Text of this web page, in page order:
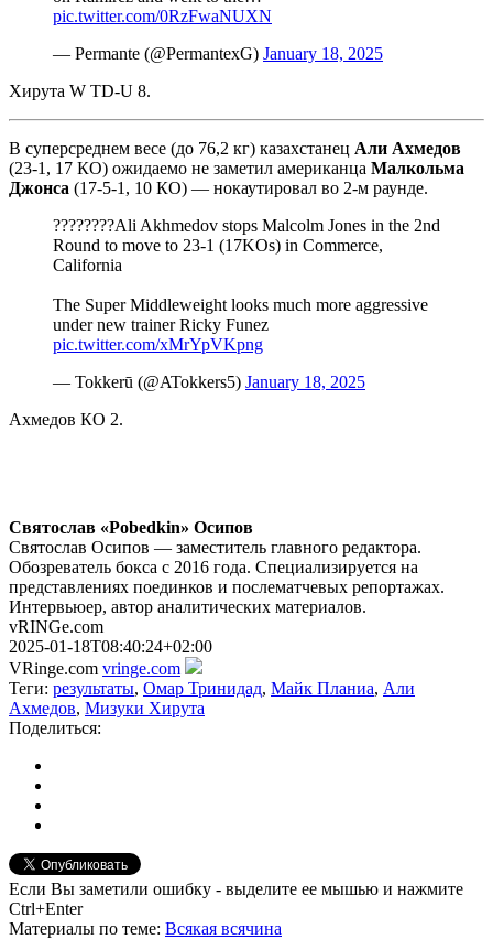
pic.twitter.com/0RzFwaNUXN
— Permante (@PermantexG) January 18, 2025
Хирута W TD-U 8.
В суперсреднем весе (до 76,2 кг) казахстанец Али Ахмедов
(23-1, 17 КО) ожидаемо не заметил американца Малкольма
Джонса (17-5-1, 10 КО) — нокаутировал во 2-м раунде.
????????Ali Akhmedov stops Malcolm Jones in the 2nd
Round to move to 23-1 (17KOs) in Commerce,
California
The Super Middleweight looks much more aggressive
under new trainer Ricky Funez
pic.twitter.com/xMrYpVKpng
— Tokkerū (@ATokkers5) January 18, 2025
Ахмедов КО 2.
Святослав «Pobedkin» Осипов
Святослав Осипов — заместитель главного редактора.
Обозреватель бокса с 2016 года. Специализируется на
представлениях поединков и послематчевых репортажах.
Интервьюер, автор аналитических материалов.
vRINGe.com
2025-01-18T08:40:24+02:00
VRinge.com vringe.com
Теги: результаты, Омар Тринидад, Майк Планиа, Али
Ахмедов, Мизуки Хирута
Поделиться:
Если Вы заметили ошибку - выделите ее мышью и нажмите
Ctrl+Enter
Материалы по теме: Всякая всячина